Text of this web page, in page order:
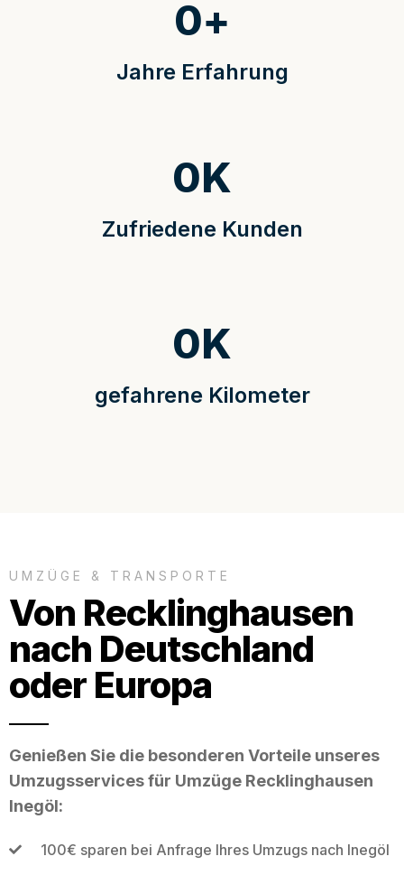
Jahre Erfahrung
0+
Zufriedene Kunden
0K
gefahrene Kilometer
0K
UMZÜGE & TRANSPORTE
Von Recklinghausen
nach Deutschland
oder Europa
Genießen Sie die besonderen Vorteile unseres
Umzugsservices für Umzüge Recklinghausen
Inegöl:
100€ sparen bei Anfrage Ihres Umzugs nach Inegöl